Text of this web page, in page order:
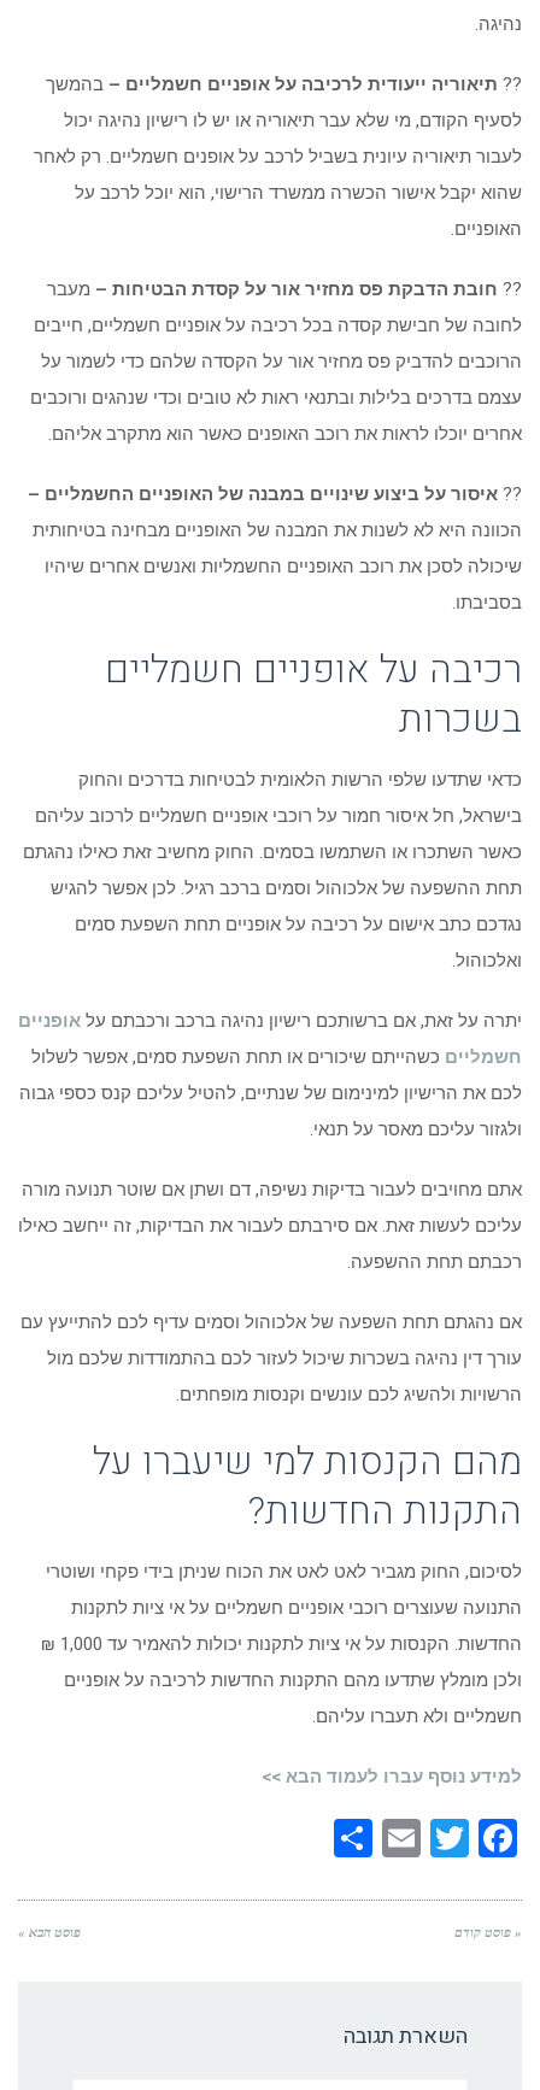
נהיגה.
?? תיאוריה ייעודית לרכיבה על אופניים חשמליים – בהמשך
לסעיף הקודם, מי שלא עבר תיאוריה או יש לו רישיון נהיגה יכול
לעבור תיאוריה עיונית בשביל לרכב על אופנים חשמליים. רק לאחר
שהוא יקבל אישור הכשרה ממשרד הרישוי, הוא יוכל לרכב על
האופניים.
?? חובת הדבקת פס מחזיר אור על קסדת הבטיחות – מעבר
לחובה של חבישת קסדה בכל רכיבה על אופניים חשמליים, חייבים
הרוכבים להדביק פס מחזיר אור על הקסדה שלהם כדי לשמור על
עצמם בדרכים בלילות ובתנאי ראות לא טובים וכדי שנהגים ורוכבים
אחרים יוכלו לראות את רוכב האופנים כאשר הוא מתקרב אליהם.
?? איסור על ביצוע שינויים במבנה של האופניים החשמליים –
הכוונה היא לא לשנות את המבנה של האופניים מבחינה בטיחותית
שיכולה לסכן את רוכב האופניים החשמליות ואנשים אחרים שיהיו
בסביבתו.
רכיבה על אופניים חשמליים
בשכרות
כדאי שתדעו שלפי הרשות הלאומית לבטיחות בדרכים והחוק
בישראל, חל איסור חמור על רוכבי אופניים חשמליים לרכוב עליהם
כאשר השתכרו או השתמשו בסמים. החוק מחשיב זאת כאילו נהגתם
תחת ההשפעה של אלכוהול וסמים ברכב רגיל. לכן אפשר להגיש
נגדכם כתב אישום על רכיבה על אופניים תחת השפעת סמים
ואלכוהול.
יתרה על זאת, אם ברשותכם רישיון נהיגה ברכב ורכבתם על אופניים
חשמליים כשהייתם שיכורים או תחת השפעת סמים, אפשר לשלול
לכם את הרישיון למינימום של שנתיים, להטיל עליכם קנס כספי גבוה
ולגזור עליכם מאסר על תנאי.
אתם מחויבים לעבור בדיקות נשיפה, דם ושתן אם שוטר תנועה מורה
עליכם לעשות זאת. אם סירבתם לעבור את הבדיקות, זה ייחשב כאילו
רכבתם תחת ההשפעה.
אם נהגתם תחת השפעה של אלכוהול וסמים עדיף לכם להתייעץ עם
עורך דין נהיגה בשכרות שיכול לעזור לכם בהתמודדות שלכם מול
הרשויות ולהשיג לכם עונשים וקנסות מופחתים.
מהם הקנסות למי שיעברו על
התקנות החדשות?
לסיכום, החוק מגביר לאט לאט את הכוח שניתן בידי פקחי ושוטרי
התנועה שעוצרים רוכבי אופניים חשמליים על אי ציות לתקנות
החדשות. הקנסות על אי ציות לתקנות יכולות להאמיר עד 1,000 ₪
ולכן מומלץ שתדעו מהם התקנות החדשות לרכיבה על אופניים
חשמליים ולא תעברו עליהם.
למידע נוסף עברו לעמוד הבא >>
Facebook
Twitter
Email
« פוסט קודם פוסט הבא »
השארת תגובה